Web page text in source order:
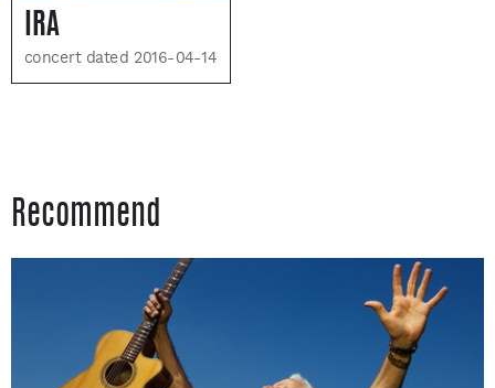
IRA
concert dated 2016-04-14
Recommend